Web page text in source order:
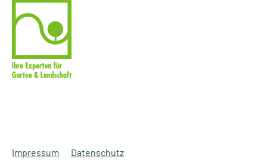
Impressum Datenschutz